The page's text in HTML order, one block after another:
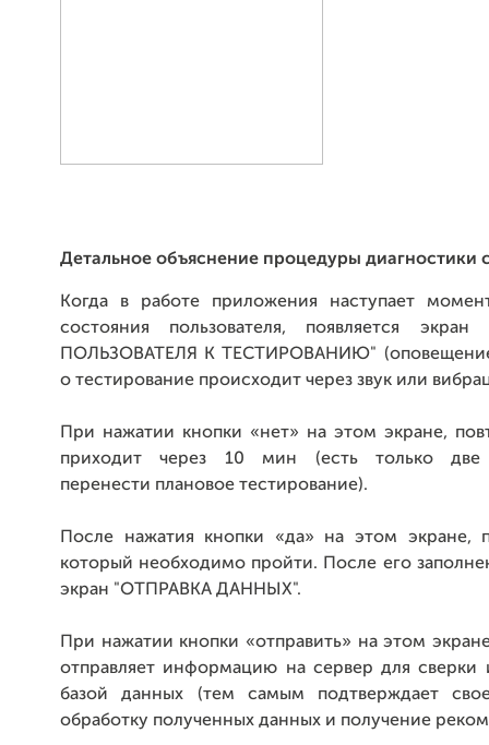
Детальное объяснение процедуры диагностики
Когда в работе приложения наступает
состояния пользователя, появляется
ПОЛЬЗОВАТЕЛЯ К ТЕСТИРОВАНИЮ" (оповещение
о тестирование происходит через звук или
При нажатии кнопки «нет» на этом экране,
приходит через 10 мин (есть только две
перенести плановое тестирование).
После нажатия кнопки «да» на этом экране,
который необходимо пройти.
После его
экран "ОТПРАВКА ДАННЫХ".
При нажатии кнопки «отправить» на этом
отправляет информацию на сервер для
базой данных (тем самым подтверждает
обработку полученных данных и получение